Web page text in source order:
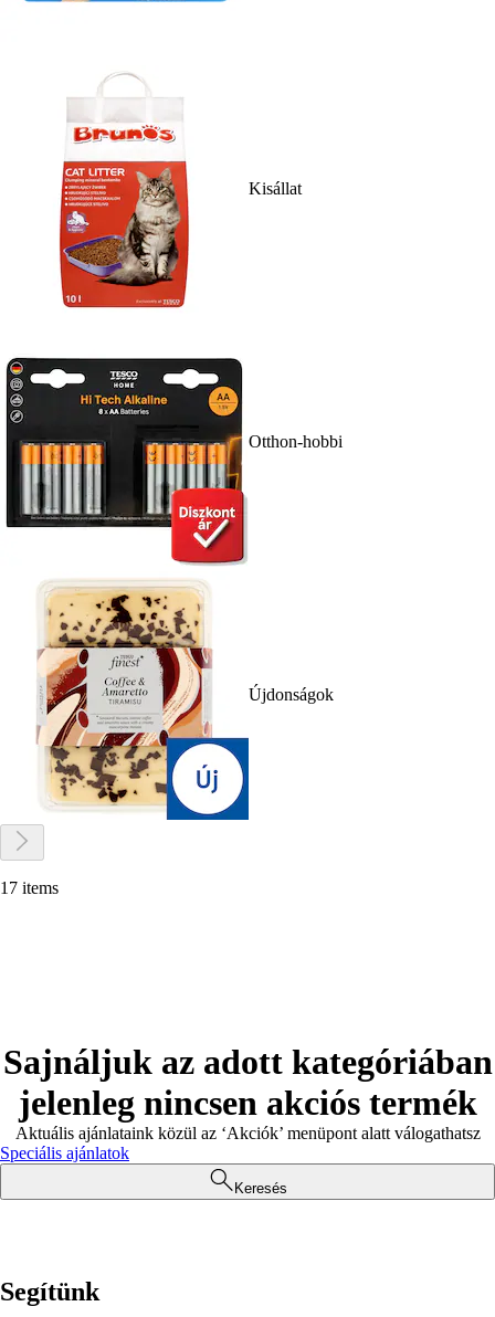
Kisállat
Otthon-hobbi
Újdonságok
17 items
Sajnáljuk az adott kategóriában
jelenleg nincsen akciós termék
Aktuális ajánlataink közül az ‘Akciók’ menüpont alatt válogathatsz
Speciális ajánlatok
Keresés
Segítünk